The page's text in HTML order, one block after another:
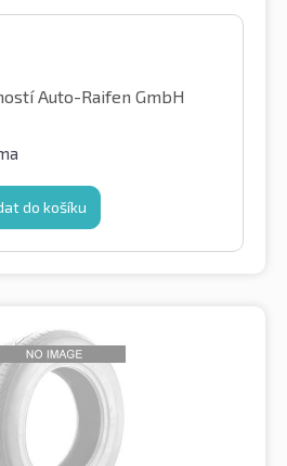
Auto-Raifen GmbH
do košíku